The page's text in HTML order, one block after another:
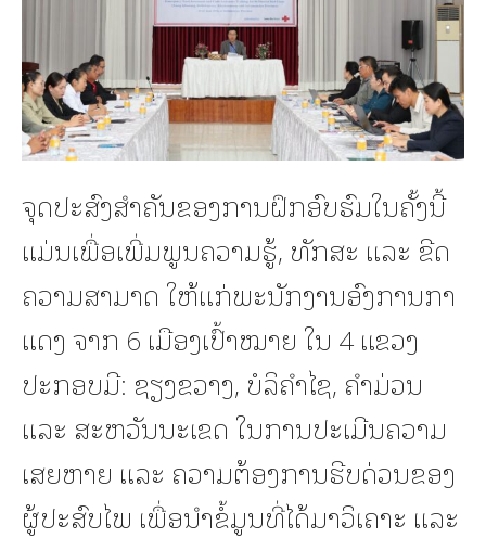
ຈຸດປະສົງສຳຄັນຂອງການຝຶກອົບຮົມໃນຄັ້ງນີ້
ແມ່ນເພື່ອເພີ່ມພູນຄວາມຮູ້, ທັກສະ ແລະ ຂີດ
ຄວາມສາມາດ ໃຫ້ແກ່ພະນັກງານອົງການກາ
ແດງ ຈາກ 6 ເມືອງເປົ້າໝາຍ ໃນ 4 ແຂວງ
ປະກອບມີ: ຊຽງຂວາງ, ບໍລິຄຳໄຊ, ຄຳມ່ວນ
ແລະ ສະຫວັນນະເຂດ ໃນການປະເມີນຄວາມ
ເສຍຫາຍ ແລະ ຄວາມຕ້ອງການຮີບດ່ວນຂອງ
ຜູ້ປະສົບໄພ ເພື່ອນຳຂໍ້ມູນທີ່ໄດ້ມາວິເຄາະ ແລະ